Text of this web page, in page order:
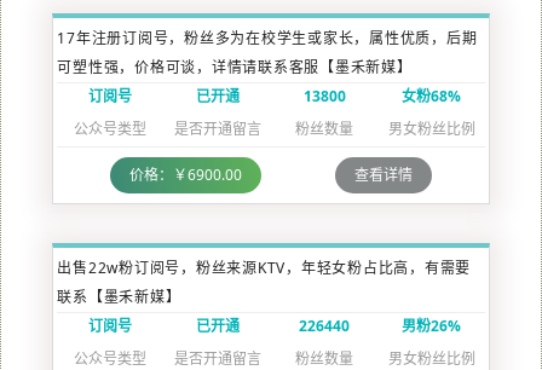
17年注册订阅号，粉丝多为在校学生或家长，属性优质，后期
可塑性强，价格可谈，详情请联系客服【墨禾新媒】
订阅号
公众号类型
已开通
是否开通留言
13800
粉丝数量
女粉68%
男女粉丝比例
价格：￥6900.00 查看详情
出售22w粉订阅号，粉丝来源KTV，年轻女粉占比高，有需要
联系【墨禾新媒】
订阅号
公众号类型
已开通
是否开通留言
226440
粉丝数量
男粉26%
男女粉丝比例